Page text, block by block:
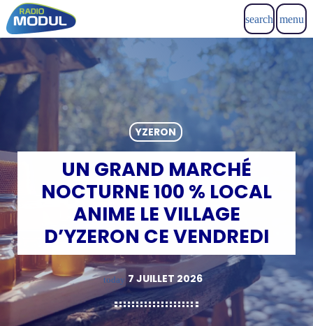
search menu
YZERON
UN GRAND MARCHÉ
NOCTURNE 100 % LOCAL
ANIME LE VILLAGE
D’YZERON CE VENDREDI
today 7 JUILLET 2026